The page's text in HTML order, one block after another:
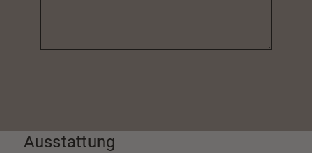
Ausstattung